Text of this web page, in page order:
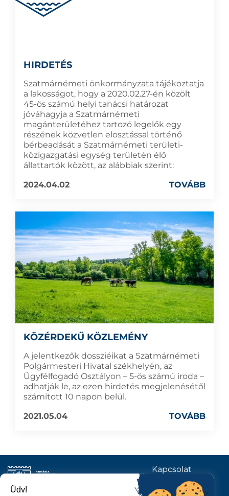
HIRDETÉS
Szatmárnémeti önkormányzata tájékoztatja
a lakosságot, hogy a 2020.02.27-én közölt
45-ös számú helyi tanácsi határozat
jóváhagyja a Szatmárnémeti
magánterületéhez tartozó legelők egy
részének közvetlen elosztással történő
bérbeadását a Szatmárnémeti területi-
közigazgatási egység területén élő
állattartók között, az alábbiak szerint:
2024.04.02
TOVÁBB
KÖZÉRDEKŰ KÖZLEMÉNY
A jelentkezők dossziéikat a Szatmárnémeti
Polgármesteri Hivatal székhelyén, az
Ügyfélfogadó Osztályon – 5-ös számú iroda –
adhatják le, az ezen hirdetés megjelenésétől
számított 10 napon belül.
2021.05.04
TOVÁBB
Kapcsolat
KÖVESSENEK
Üdv!